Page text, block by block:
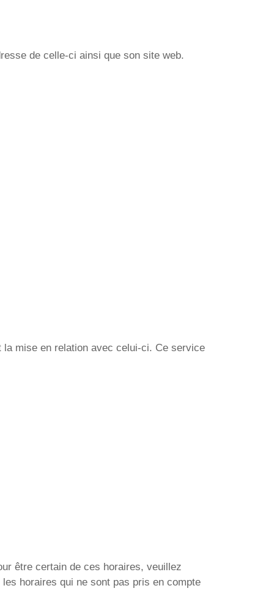
de celle-ci ainsi que son site web.
la mise en relation avec celui-ci. Ce service
être certain de ces horaires, veuillez
horaires qui ne sont pas pris en compte